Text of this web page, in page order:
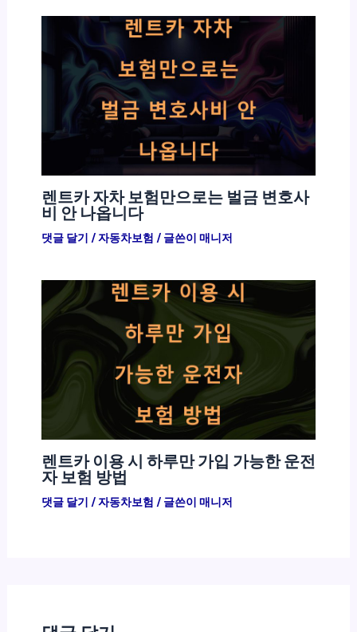
렌트카 자차 보험만으로는 벌금 변호사
비 안 나옵니다
댓글 달기 /자동차보험 / 글쓴이 매니저
렌트카 이용 시 하루만 가입 가능한 운전
자 보험 방법
댓글 달기 /자동차보험 / 글쓴이 매니저